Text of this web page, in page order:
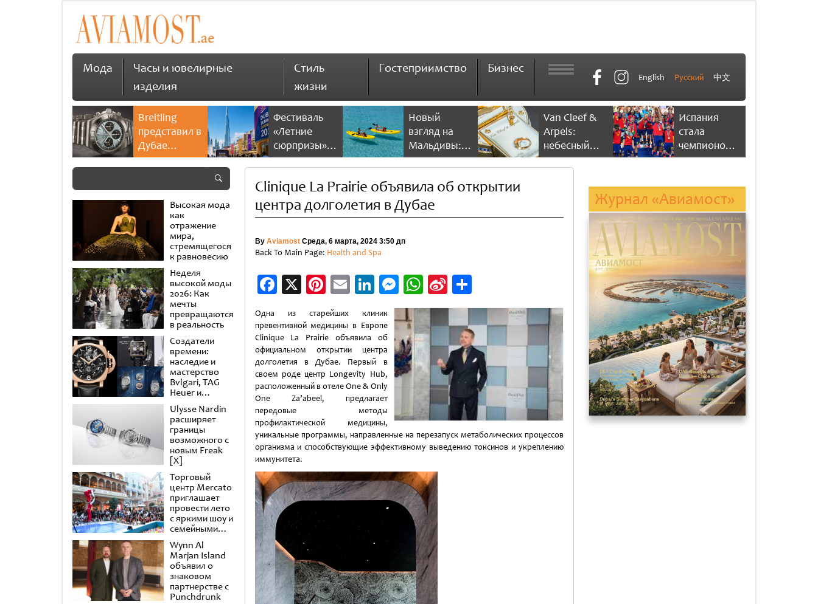
Мода
Часы и ювелирные
изделия
Стиль
жизни
Гостеприимство Бизнес
English Русский 中文
Breitling
представил в
Дубае
культовую
Chronomat
Фестиваль
«Летние
сюрпризы» в
Дубае 2026
больше
скидок и
развлечений
Новый
взгляд на
Мальдивы:
NH Collection
Reethi Resort
Van Cleef &
Arpels:
небесный
танец
времени
Испания
стала
чемпионом
мира по
одержав
победу со
счетом 1:0
Высокая мода
как
отражение
мира,
стремящегося
к равновесию
Неделя
высокой моды
2026: Как
мечты
превращаются
в реальность
Создатели
времени:
наследие и
мастерство
Bvlgari, TAG
Heuer и
Panerai
Ulysse Nardin
расширяет
границы
возможного с
новым Freak
[X]
Торговый
центр Mercato
приглашает
провести лето
с яркими шоу и
семейными
развлечениями
Wynn Al
Marjan Island
объявил о
знаковом
партнерстве с
Punchdrunk
Clinique La Prairie объявила об открытии
центра долголетия в Дубае
By AviamostСреда, 6 марта, 2024 3:50 дп
Back To Main Page: Health and Spa
Facebook
X Pinterest
EmailLinkedIn
Messenger
WhatsApp
Sina
Weibo
Отправить
Одна из старейших клиник
превентивной медицины в Европе
Clinique La Prairie объявила об
официальном открытии центра
долголетия в Дубае. Первый в
своем роде центр Longevity Hub,
расположенный в отеле One & Only
One Za’abeel, предлагает
передовые методы
профилактической медицины,
уникальные программы, направленные на перезапуск метаболических процессов
организма и способствующие эффективному выведению токсинов и укреплению
иммунитета.
Журнал «Авиамост»